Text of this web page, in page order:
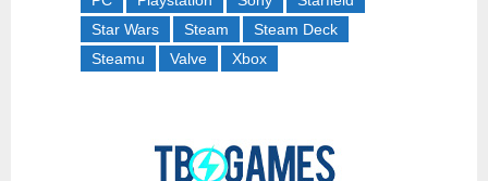
Star Wars
Steam
Steam Deck
Steamu
Valve Xbox